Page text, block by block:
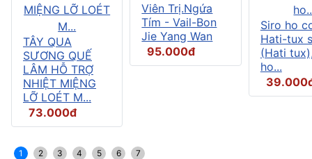
TÂY QUA
SƯƠNG QUẾ
LÂM HỖ TRỢ
NHIỆT MIỆNG
LỠ LOÉT M...
73.000đ
Viên Trị.Ngứa
Tím - Vail-Bon
Jie Yang Wan
95.000đ
Siro ho
Hati-tux
(Hati
ho...
1 2 3 4 5 6 7